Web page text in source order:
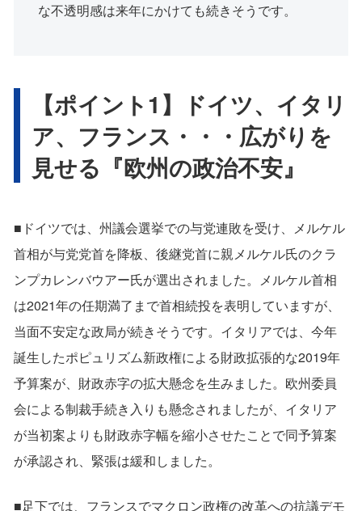
な不透明感は来年にかけても続きそうです。
【ポイント1】ドイツ、イタリ
ア、フランス・・・広がりを
見せる『欧州の政治不安』
■ドイツでは、州議会選挙での与党連敗を受け、メルケル
首相が与党党首を降板、後継党首に親メルケル氏のクラ
ンプカレンバウアー氏が選出されました。メルケル首相
は2021年の任期満了まで首相続投を表明していますが、
当面不安定な政局が続きそうです。イタリアでは、今年
誕生したポピュリズム新政権による財政拡張的な2019年
予算案が、財政赤字の拡大懸念を生みました。欧州委員
会による制裁手続き入りも懸念されましたが、イタリア
が当初案よりも財政赤字幅を縮小させたことで同予算案
が承認され、緊張は緩和しました。
■足下では、フランスでマクロン政権の改革への抗議デモ